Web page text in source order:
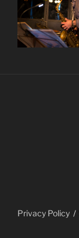
Privacy Policy